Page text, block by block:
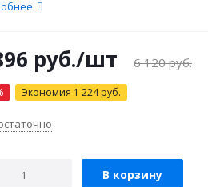
руб./шт 6 120руб.
Экономия 1 224руб.
В корзину